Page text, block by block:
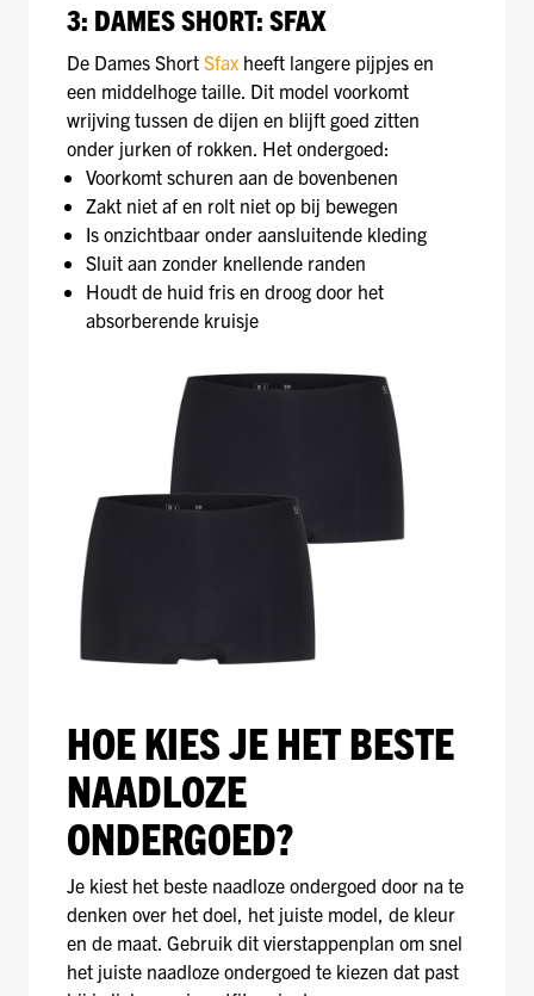
3: DAMES SHORT: SFAX
De Dames Short Sfax heeft langere pijpjes en
een middelhoge taille. Dit model voorkomt
wrijving tussen de dijen en blijft goed zitten
onder jurken of rokken. Het ondergoed:
Voorkomt schuren aan de bovenbenen
Zakt niet af en rolt niet op bij bewegen
Is onzichtbaar onder aansluitende kleding
Sluit aan zonder knellende randen
Houdt de huid fris en droog door het
absorberende kruisje
HOE KIES JE HET BESTE
NAADLOZE
ONDERGOED?
Je kiest het beste naadloze ondergoed door na te
denken over het doel, het juiste model, de kleur
en de maat. Gebruik dit vierstappenplan om snel
het juiste naadloze ondergoed te kiezen dat past